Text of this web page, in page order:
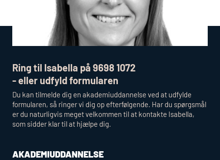
Ring til Isabella på 9698 1072
- eller udfyld formularen
Du kan tilmelde dig en akademiuddannelse ved at udfylde
formularen, så ringer vi dig op efterfølgende. Har du spørgsmål
er du naturligvis meget velkommen til at kontakte Isabella,
som sidder klar til at hjælpe dig.
AKADEMIUDDANNELSE